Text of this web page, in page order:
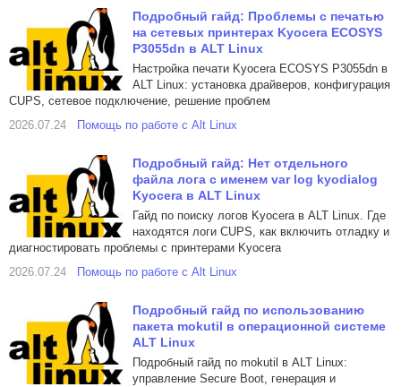
Подробный гайд: Проблемы с печатью
на сетевых принтерах Kyocera ECOSYS
P3055dn в ALT Linux
Настройка печати Kyocera ECOSYS P3055dn в
ALT Linux: установка драйверов, конфигурация
CUPS, сетевое подключение, решение проблем
2026.07.24
Помощь по работе с Alt Linux
Подробный гайд: Нет отдельного
файла лога с именем var log kyodialog
Kyocera в ALT Linux
Гайд по поиску логов Kyocera в ALT Linux. Где
находятся логи CUPS, как включить отладку и
диагностировать проблемы с принтерами Kyocera
2026.07.24
Помощь по работе с Alt Linux
Подробный гайд по использованию
пакета mokutil в операционной системе
ALT Linux
Подробный гайд по mokutil в ALT Linux:
управление Secure Boot, генерация и